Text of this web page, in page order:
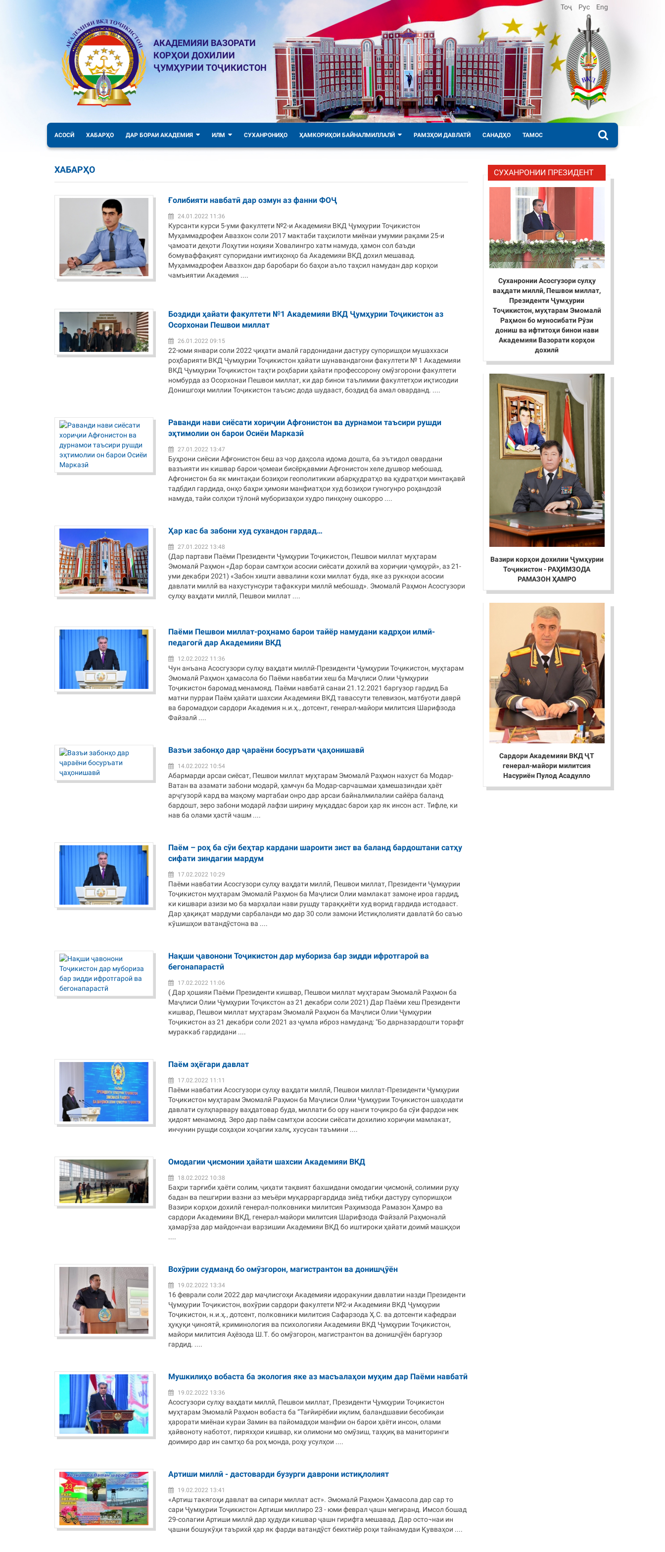
АКАДЕМИЯИ ВАЗОРАТИ
КОРҲОИ ДОХИЛИИ
ҶУМҲУРИИ ТОҶИКИСТОН
Тоҷ Рус Eng
АСОСӢ ХАБАРҲО ДАР БОРАИ АКАДЕМИЯ ИЛМ СУХАНРОНИҲО ҲАМКОРИҲОИ БАЙНАЛМИЛЛАЛӢ РАМЗҲОИ ДАВЛАТӢ САНАДҲО ТАМОС
ХАБАРҲО
Ғолибияти навбатӣ дар озмун аз фанни ФОҶ
24.01.2022 11:36
Курсанти курси 5-уми факултети №2-и Академияи ВКД Ҷумҳурии Тоҷикистон
Муҳаммадрофеи Авазхон соли 2017 мактаби таҳсилоти миёнаи умумии рақами 25-и
ҷамоати деҳоти Лоҳутии ноҳияи Ховалингро хатм намуда, ҳамон сол баъди
бомуваффақият супоридани имтиҳонҳо ба Академияи ВКД дохил мешавад.
Муҳаммадрофеи Авазхон дар баробари бо баҳои аъло таҳсил намудан дар корҳои
чамъиятии Академия ....
Боздиди ҳайати факултети №1 Академияи ВКД Ҷумҳурии Тоҷикистон аз
Осорхонаи Пешвои миллат
26.01.2022 09:15
22-юми январи соли 2022 ҷиҳати амалӣ гардонидани дастуру супоришҳои мушаххаси
роҳбарияти ВКД Ҷумҳурии Тоҷикистон ҳайати шунавандагони факултети № 1 Академияи
ВКД Ҷумҳурии Тоҷикистон таҳти роҳбарии ҳайати профессорону омӯзгорони факултети
номбурда аз Осорхонаи Пешвои миллат, ки дар бинои таълимии факултетҳои иқтисодии
Донишгоҳи миллии Тоҷикистон таъсис дода шудааст, боздид ба амал оварданд. ....
Раванди нави сиёсати хориҷии Афғонистон ва дурнамои таъсири рушди
эҳтимолии он барои Осиёи Марказӣ
27.01.2022 13:47
Буҳрони сиёсии Афғонистон беш аз чор даҳсола идома дошта, ба эътидол овардани
вазъияти ин кишвар барои ҷомеаи бисёрқавмии Афғонистон хеле душвор мебошад.
Афғонистон ба як минтақаи бозиҳои геополитикии абарқудратҳо ва қудратҳои минтақавӣ
тадбдил гардида, онҳо баҳри ҳимояи манфиатҳои худ бозиҳои гуногунро роҳандозӣ
намуда, тайи солҳои тӯлонӣ муборизаҳои худро пинҳону ошкорро ....
Ҳар кас ба забони худ сухандон гардад…
27.01.2022 13:48
(Дар партави Паёми Президенти Ҷумҳурии Тоҷикистон, Пешвои миллат муҳтарам
Эмомалӣ Раҳмон «Дар бораи самтҳои асосии сиёсати дохилӣ ва хориҷии ҷумҳурӣ», аз 21-
уми декабри 2021) «Забон хишти аввалини кохи миллат буда, яке аз рукнҳои асосии
давлати миллӣ ва нахустунсури тафаккури миллӣ мебошад». Эмомалӣ Раҳмон Асосгузори
сулҳу ваҳдати миллӣ, Пешвои миллат ....
Паёми Пешвои миллат-роҳнамо барои тайёр намудани кадрҳои илмӣ-
педагогӣ дар Академияи ВКД
12.02.2022 11:36
Чун анъана Асосгузори сулҳу ваҳдати миллӣ-Президенти Ҷумҳурии Тоҷикистон, муҳтарам
Эмомалӣ Раҳмон ҳамасола бо Паёми навбатии хеш ба Маҷлиси Олии Ҷумҳурии
Тоҷикистон баромад менамояд. Паёми навбатӣ санаи 21.12.2021 баргузор гардид.Ба
матни пурраи Паём ҳайати шахсии Академияи ВКД тавассути телевизон, матбуоти даврӣ
ва баромадҳои сардори Академия н.и.ҳ., дотсент, генерал-майори милитсия Шарифзода
Файзалӣ ....
Вазъи забонҳо дар ҷараёни босуръати ҷаҳонишавӣ
14.02.2022 10:54
Абармарди арсаи сиёсат, Пешвои миллат муҳтарам Эмомалӣ Раҳмон нахуст ба Модар-
Ватан ва азамати забони модарӣ, ҳамчун ба Модар-сарчашмаи ҳамешазиндаи ҳаёт
арҷгузорӣ кард ва мақому мартабаи онро дар арсаи байналмилалии сайёра баланд
бардошт, зеро забони модарӣ лафзи ширину муқаддас барои ҳар як инсон аст. Тифле, ки
нав ба олами ҳастӣ чашм ....
Паём – роҳ ба сӯи беҳтар кардани шароити зист ва баланд бардоштани сатҳу
сифати зиндагии мардум
17.02.2022 10:29
Паёми навбатии Асосгузори сулҳу ваҳдати миллӣ, Пешвои миллат, Президенти Ҷумҳурии
Тоҷикистон муҳтарам Эмомалӣ Раҳмон ба Маҷлиси Олии мамлакат замоне ироа гардид,
ки кишвари азизи мо ба марҳалаи нави рушду тараққиёти худ ворид гардида истодааст.
Дар ҳақиқат мардуми сарбаланди мо дар 30 соли замони Истиқлолияти давлатӣ бо саъю
кӯшишҳои ватандӯстона ва ....
Нақши ҷавонони Тоҷикистон дар мубориза бар зидди ифротгароӣ ва
бегонапарастӣ
17.02.2022 11:06
( Дар ҳошияи Паёми Президенти кишвар, Пешвои миллат муҳтарам Эмомалӣ Раҳмон ба
Маҷлиси Олии Ҷумҳурии Тоҷикстон аз 21 декабри соли 2021) Дар Паёми хеш Президенти
кишвар, Пешвои миллат муҳтарам Эмомалӣ Раҳмон ба Маҷлиси Олии Ҷумҳурии
Тоҷикистон аз 21 декабри соли 2021 аз ҷумла иброз намуданд: "Бо дарназардошти торафт
мураккаб гардидани ....
Паём эҳёгари давлат
17.02.2022 11:11
Паёми навбатии Асосгузори сулҳу ваҳдати миллӣ, Пешвои миллат-Президенти Ҷумҳурии
Тоҷикистон муҳтарам Эмомалӣ Раҳмон ба Маҷлиси Олии Ҷумҳурии Тоҷикистон шаҳодати
давлати сулҳпарвару ваҳдатовар буда, миллати бо ору нанги тоҷикро ба сӯи фардои нек
ҳидоят менамояд. Зеро дар паём самтҳои асосии сиёсати дохилию хориҷии мамлакат,
инчунин рушди соҳаҳои хоҷагии халқ, хусусан таъмини ....
Омодагии ҷисмонии ҳайати шахсии Академияи ВКД
18.02.2022 10:38
Баҳри тарғиби ҳаёти солим, ҷиҳати тақвият бахшидани омодагии ҷисмонӣ, солимии руҳу
бадан ва пешгирии вазни аз меъёри муқарраргардида зиёд тибқи дастуру супоришҳои
Вазири корҳои дохилӣ генерал-полковники милитсия Раҳимзода Рамазон Ҳамро ва
сардори Академияи ВКД, генерал-майори милитсия Шарифзода Файзалӣ Раҳмоналӣ
ҳамарӯза дар майдончаи варзишии Академияи ВКД бо иштироки ҳайати доимӣ машқҳои
....
Вохӯрии судманд бо омӯзгорон, магистрантон ва донишҷӯён
19.02.2022 13:34
16 феврали соли 2022 дар маҷлисгоҳи Академияи идоракунии давлатии назди Президенти
Ҷумҳурии Тоҷикистон, вохӯрии сардори факултети №2-и Академияи ВКД Ҷумҳурии
Тоҷикистон, н.и.ҳ., дотсент, полковники милитсия Сафарзода Ҳ.С. ва дотсенти кафедраи
ҳуқуқи ҷиноятӣ, криминология ва психологияи Академияи ВКД Ҷумҳурии Тоҷикистон,
майори милитсия Аҳёзода Ш.Т. бо омӯзгорон, магистрантон ва донишҷӯён баргузор
гардид. ....
Мушкилиҳо вобаста ба экология яке аз масъалаҳои муҳим дар Паёми навбатӣ
19.02.2022 13:36
Асосгузори сулҳу ваҳдати миллӣ, Пешвои миллат, Президенти Ҷумҳурии Тоҷикистон
муҳтарам Эмомалӣ Раҳмон вобаста ба “Тағйирёбии иқлим, баландшавии бесобиқаи
ҳарорати миёнаи кураи Замин ва пайомадҳои манфии он барои ҳаёти инсон, олами
ҳайвоноту наботот, пиряхҳои кишвар, ки олимони мо омӯзиш, таҳқиқ ва маниторинги
доимиро дар ин самтҳо ба роҳ монда, роҳу усулҳои ....
Артиши миллӣ - дастоварди бузурги даврони истиқлолият
19.02.2022 13:41
«Артиш такягоҳи давлат ва сипари миллат аст». Эмомалӣ Раҳмон Ҳамасола дар сар то
сари Ҷумҳурии Тоҷикистон Артиши миллиро 23 - юми феврал ҷашн мегиранд. Имсол бошад
29-солагии Артиши миллӣ дар ҳудуди кишвар ҷашн гирифта мешавад. Дар осто¬наи ин
ҷашни бошукӯҳи таърихӣ ҳар як фарди ватандӯст беихтиёр роҳи тайнамудаи Қувваҳои ....
СУХАНРОНИИ ПРЕЗИДЕНТ
Суханронии Асосгузори сулҳу
ваҳдати миллӣ, Пешвои миллат,
Президенти Ҷумҳурии
Тоҷикистон, муҳтарам Эмомалӣ
Раҳмон бо муносибати Рӯзи
дониш ва ифтитоҳи бинои нави
Академияи Вазорати корҳои
дохилӣ
Вазири корҳои дохилии Ҷумҳурии
Тоҷикистон - РАҲИМЗОДА
РАМАЗОН ҲАМРО
Сардори Академияи ВКД ҶТ
генерал-майори милитсия
Насуриён Пулод Асадулло